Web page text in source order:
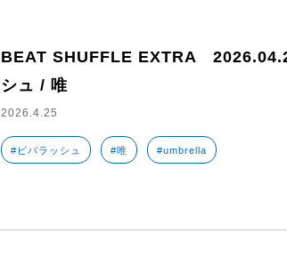
BEAT SHUFFLE EXTRA
シュ / 唯
2026.4.25
#ビバラッシュ #唯 #umbrella